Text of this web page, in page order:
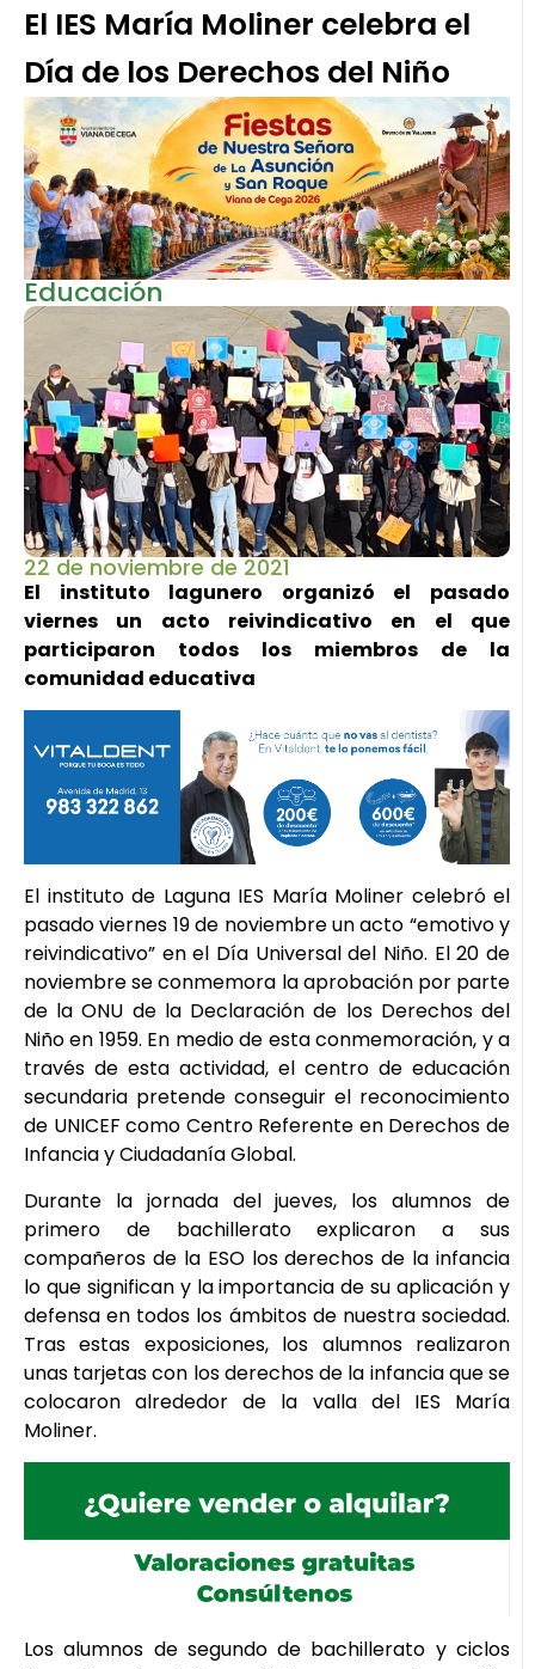
El IES María Moliner celebra el
Día de los Derechos del Niño
Educación
22 de noviembre de 2021
El instituto lagunero organizó el pasado
viernes un acto reivindicativo en el que
participaron todos los miembros de la
comunidad educativa
El instituto de Laguna IES María Moliner celebró el
pasado viernes 19 de noviembre un acto “emotivo y
reivindicativo” en el Día Universal del Niño. El 20 de
noviembre se conmemora la aprobación por parte
de la ONU de la Declaración de los Derechos del
Niño en 1959. En medio de esta conmemoración, y a
través de esta actividad, el centro de educación
secundaria pretende conseguir el reconocimiento
de UNICEF como Centro Referente en Derechos de
Infancia y Ciudadanía Global.
Durante la jornada del jueves, los alumnos de
primero de bachillerato explicaron a sus
compañeros de la ESO los derechos de la infancia
lo que significan y la importancia de su aplicación y
defensa en todos los ámbitos de nuestra sociedad.
Tras estas exposiciones, los alumnos realizaron
unas tarjetas con los derechos de la infancia que se
colocaron alrededor de la valla del IES María
Moliner.
Los alumnos de segundo de bachillerato y ciclos